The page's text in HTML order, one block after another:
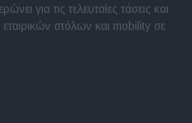
για τις τελευταίες τάσεις και
εταιρικών στόλων και mobility σε